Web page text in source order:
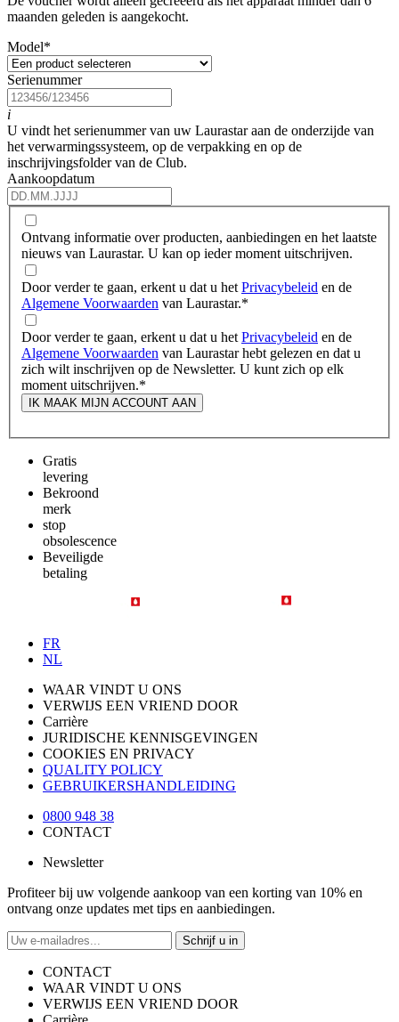
maanden geleden is aangekocht.
Model*
Serienummer
i
U vindt het serienummer van uw Laurastar aan de onderzijde van
het verwarmingssysteem, op de verpakking en op de
inschrijvingsfolder van de Club.
Aankoopdatum
Ontvang informatie over producten, aanbiedingen en het laatste
nieuws van Laurastar. U kan op ieder moment uitschrijven.
Door verder te gaan, erkent u dat u het Privacybeleid en de
Algemene Voorwaarden van Laurastar.*
Door verder te gaan, erkent u dat u het Privacybeleid en de
Algemene Voorwaarden van Laurastar hebt gelezen en dat u
zich wilt inschrijven op de Newsletter. U kunt zich op elk
moment uitschrijven.*
IK MAAK MIJN ACCOUNT AAN
Gratis
levering
Bekroond
merk
stop
obsolescence
Beveiligde
betaling
FR
NL
WAAR VINDT U ONS
VERWIJS EEN VRIEND DOOR
Carrière
JURIDISCHE KENNISGEVINGEN
COOKIES EN PRIVACY
QUALITY POLICY
GEBRUIKERSHANDLEIDING
0800 948 38
CONTACT
Newsletter
Profiteer bij uw volgende aankoop van een korting van 10% en
ontvang onze updates met tips en aanbiedingen.
Schrijf u in
CONTACT
WAAR VINDT U ONS
VERWIJS EEN VRIEND DOOR